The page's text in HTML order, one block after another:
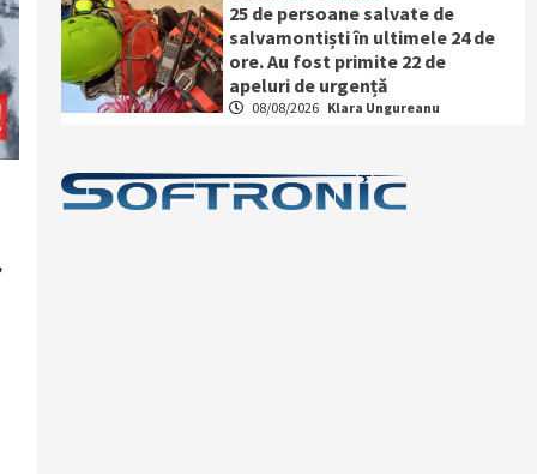
25 de persoane salvate de
salvamontiști în ultimele 24 de
ore. Au fost primite 22 de
apeluri de urgență
08/08/2026 Klara Ungureanu